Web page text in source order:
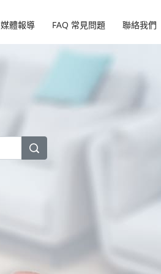
媒體報導 FAQ 常見問題 聯絡我們